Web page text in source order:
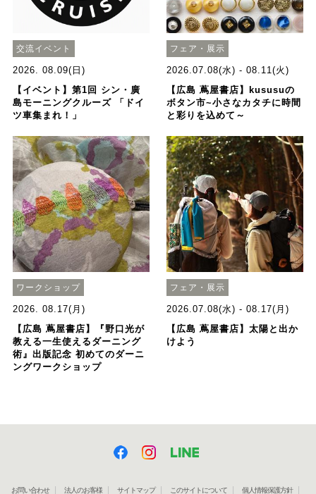
交流イベント
2026. 08.09(日)
【イベント】第1回 シン・廣
島モーニングクルーズ 「ドイ
ツ車集まれ！」
フェア・展示
2026.07.08(水) - 08.11(火)
【広島 蔦屋書店】kususuの
ボタン市~小さなカタチに時間
と彩りを込めて～
ワークショップ
2026. 08.17(月)
【広島 蔦屋書店】『野口光が
教える一生使えるダーニング
術』出版記念 初めてのダーニ
ングワークショップ
フェア・展示
2026.07.08(水) - 08.17(月)
【広島 蔦屋書店】太陽と出か
けよう
お問い合わせ 法人のお客様 サイトマップ このサイトについて 個人情報保護方針